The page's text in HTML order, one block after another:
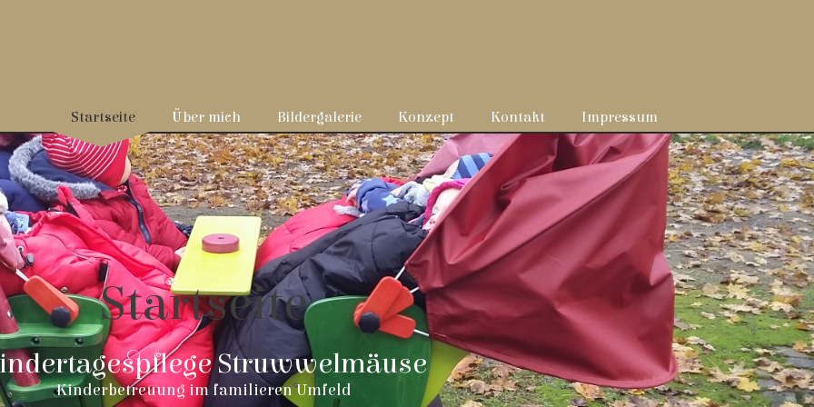
Startseite
Struwwelmäuse
Kinderbetreuung im familieren Umfeld
Startseite Über mich Bildergalerie Konzept Kontakt Impressum